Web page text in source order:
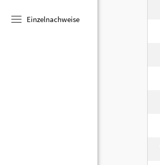
Einzelnachweise